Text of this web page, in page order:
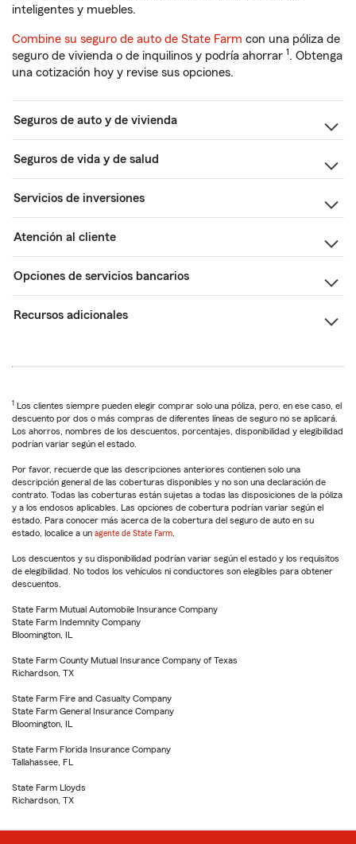
inteligentes y muebles.
Combine su seguro de auto de State Farm con una póliza de
seguro de vivienda o de inquilinos y podría ahorrar 1. Obtenga
una cotización hoy y revise sus opciones.
Seguros de auto y de vivienda
Seguros de vida y de salud
Servicios de inversiones
Atención al cliente
Opciones de servicios bancarios
Recursos adicionales
1 Los clientes siempre pueden elegir comprar solo una póliza, pero, en ese caso, el
descuento por dos o más compras de diferentes líneas de seguro no se aplicará.
Los ahorros, nombres de los descuentos, porcentajes, disponibilidad y elegibilidad
podrían variar según el estado.
Por favor, recuerde que las descripciones anteriores contienen solo una
descripción general de las coberturas disponibles y no son una declaración de
contrato. Todas las coberturas están sujetas a todas las disposiciones de la póliza
y a los endosos aplicables. Las opciones de cobertura podrían variar según el
estado. Para conocer más acerca de la cobertura del seguro de auto en su
estado, localice a un agente de State Farm
Los descuentos y su disponibilidad podrían variar según el estado y los requisitos
de elegibilidad. No todos los vehículos ni conductores son elegibles para obtener
descuentos.
State Farm Mutual Automobile Insurance Company
State Farm Indemnity Company
Bloomington, IL
State Farm County Mutual Insurance Company of Texas
Richardson, TX
State Farm Fire and Casualty Company
State Farm General Insurance Company
Bloomington, IL
State Farm Florida Insurance Company
Tallahassee, FL
State Farm Lloyds
Richardson, TX